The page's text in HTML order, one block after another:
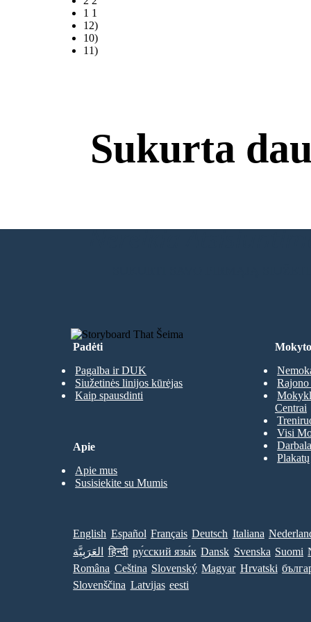
1 1
12)
10)
11)
Sukurta
Nereikia
Padėti
Pagalba ir DUK
Siužetinės linijos kūrėjas
Kaip spausdinti
Rajono
Centrai
Visi
Apie
Apie mus
Susisiekite su Mumis
English Español Français Deutsch Italiana
العَرَبِيَّة
हिन्दी ру́сский язы́к Dansk Svenska Suomi
Româna Ceština Slovenský Magyar Hrvatski
Slovenščina Latvijas eesti